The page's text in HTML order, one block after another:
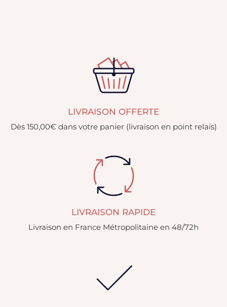
LIVRAISON OFFERTE
Dès 150,00€ dans votre panier (livraison en point relais)
LIVRAISON RAPIDE
Livraison en France Métropolitaine en 48/72h